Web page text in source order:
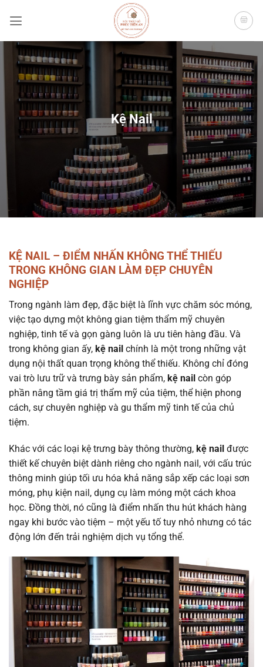
qua
dung
Kệ Nail
KỆ NAIL – ĐIỂM NHẤN KHÔNG THỂ THIẾU
TRONG KHÔNG GIAN LÀM ĐẸP CHUYÊN
NGHIỆP
Trong ngành làm đẹp, đặc biệt là lĩnh vực chăm sóc móng,
việc tạo dựng một không gian tiệm thẩm mỹ chuyên
nghiệp, tinh tế và gọn gàng luôn là ưu tiên hàng đầu. Và
trong không gian ấy, kệ nail chính là một trong những vật
dụng nội thất quan trọng không thể thiếu. Không chỉ đóng
vai trò lưu trữ và trưng bày sản phẩm, kệ nail còn góp
phần nâng tầm giá trị thẩm mỹ của tiệm, thể hiện phong
cách, sự chuyên nghiệp và gu thẩm mỹ tinh tế của chủ
tiệm.
Khác với các loại kệ trưng bày thông thường, kệ nail được
thiết kế chuyên biệt dành riêng cho ngành nail, với cấu trúc
thông minh giúp tối ưu hóa khả năng sắp xếp các loại sơn
móng, phụ kiện nail, dụng cụ làm móng một cách khoa
học. Đồng thời, nó cũng là điểm nhấn thu hút khách hàng
ngay khi bước vào tiệm – một yếu tố tuy nhỏ nhưng có tác
động lớn đến trải nghiệm dịch vụ tổng thể.